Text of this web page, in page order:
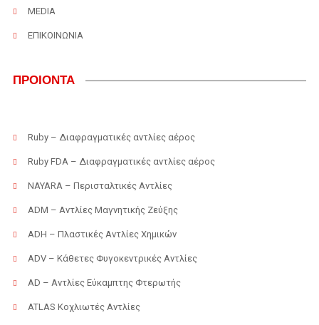
MEDIA
ΕΠΙΚΟΙΝΩΝΙΑ
ΠΡΟΙΟΝΤΑ
Ruby – Διαφραγματικές αντλίες αέρος
Ruby FDA – Διαφραγματικές αντλίες αέρος
NAYARA – Περισταλτικές Αντλίες
ADM – Αντλίες Μαγνητικής Ζεύξης
ADH – Πλαστικές Αντλίες Χημικών
ADV – Κάθετες Φυγοκεντρικές Αντλίες
AD – Αντλίες Εύκαμπτης Φτερωτής
ATLAS Κοχλιωτές Αντλίες